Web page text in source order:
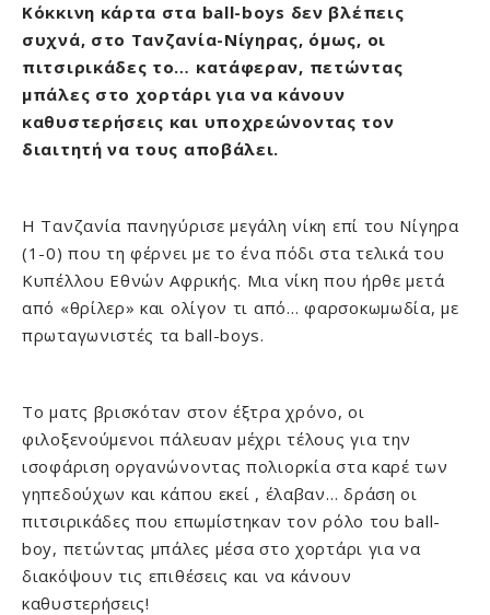
Κόκκινη κάρτα στα ball-boys δεν βλέπεις
συχνά, στο Τανζανία-Νίγηρας, όμως, οι
πιτσιρικάδες το… κατάφεραν, πετώντας
μπάλες στο χορτάρι για να κάνουν
καθυστερήσεις και υποχρεώνοντας τον
διαιτητή να τους αποβάλει.
Η Τανζανία πανηγύρισε μεγάλη νίκη επί του Νίγηρα
(1-0) που τη φέρνει με το ένα πόδι στα τελικά του
Κυπέλλου Εθνών Αφρικής. Μια νίκη που ήρθε μετά
από «θρίλερ» και ολίγον τι από… φαρσοκωμωδία, με
πρωταγωνιστές τα ball-boys.
Το ματς βρισκόταν στον έξτρα χρόνο, οι
φιλοξενούμενοι πάλευαν μέχρι τέλους για την
ισοφάριση οργανώνοντας πολιορκία στα καρέ των
γηπεδούχων και κάπου εκεί , έλαβαν… δράση οι
πιτσιρικάδες που επωμίστηκαν τον ρόλο του ball-
boy, πετώντας μπάλες μέσα στο χορτάρι για να
διακόψουν τις επιθέσεις και να κάνουν
καθυστερήσεις!